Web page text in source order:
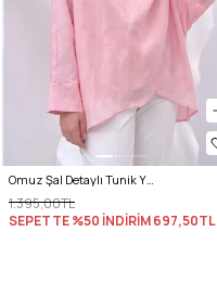
Omuz Şal Detaylı Tunik Y0156 - AÇIK PEMBE
1.395,00TL
SEPETTE %50 İNDİRİM697,50TL